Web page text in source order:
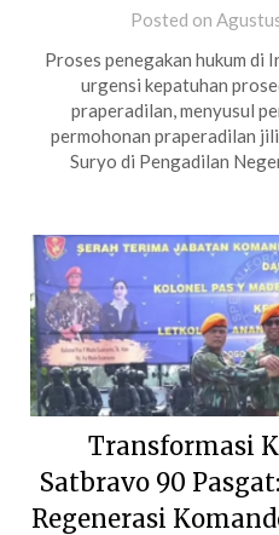
Posted on
Proses penegakan hukum di
urgensi kepatuhan
praperadilan, menyusul
permohonan praperadilan
Suryo di Pengadilan
Transformasi
Satbravo 90
Regenerasi